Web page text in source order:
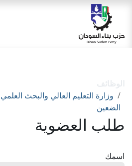
تخطي للذهاب إلى المحتوى
وزارة التعليم العالي والبحث
الضعين
طلب العضوية
اسمك